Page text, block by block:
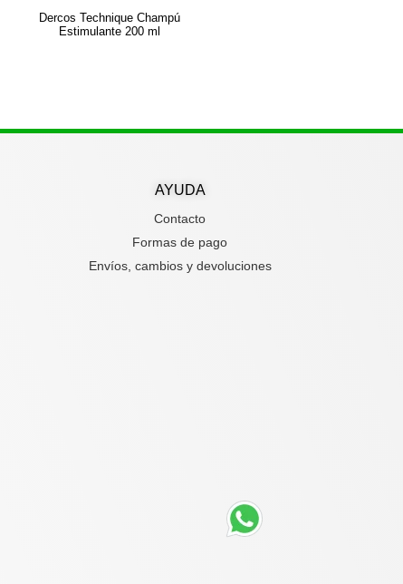
Dercos Technique Champú
Estimulante 200 ml
AYUDA
Contacto
Formas de pago
Envíos, cambios y devoluciones